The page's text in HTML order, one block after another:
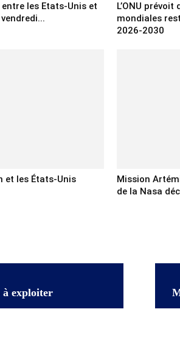
entre les Etats-Unis et
L’ONU
mondiales
2026-2030
et les États-Unis
Mission
de la Nasa
à exploiter